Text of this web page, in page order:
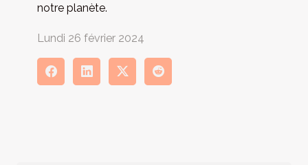
notre planète.
Lundi 26 février 2024